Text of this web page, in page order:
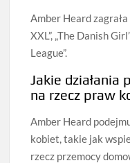
Amber Heard
XXL”, „The Danish
League”.
Jakie działania
na rzecz praw
Amber Heard
kobiet, takie jak
rzecz przemocy